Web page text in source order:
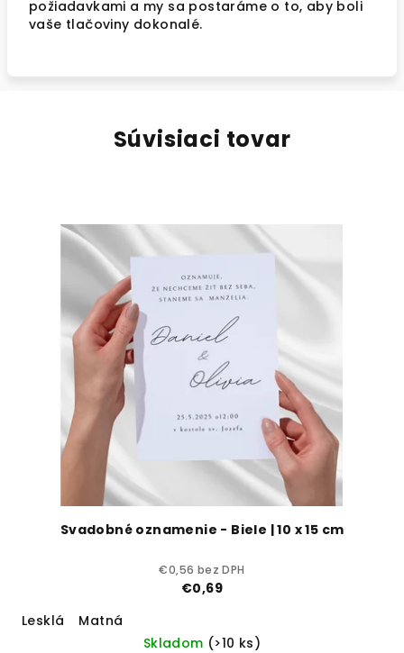
požiadavkami a my sa postaráme o to, aby boli
vaše tlačoviny dokonalé.
Súvisiaci tovar
Svadobné oznamenie - Biele | 10 x 15 cm
€0,56 bez DPH
€0,69
Lesklá
Matná
Skladom (>10 ks)